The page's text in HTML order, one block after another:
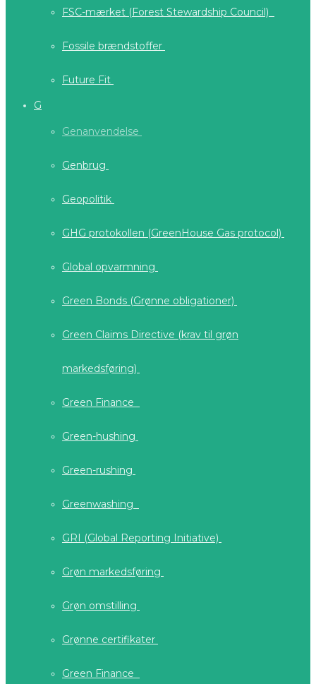
FSC-mærket (Forest Stewardship Council)
Fossile brændstoffer
Future Fit
G
Genanvendelse
Genbrug
Geopolitik
GHG protokollen (GreenHouse Gas protocol)
Global opvarmning
Green Bonds (Grønne obligationer)
Green Claims Directive (krav til grøn
markedsføring)
Green Finance
Green-hushing
Green-rushing
Greenwashing
GRI (Global Reporting Initiative)
Grøn markedsføring
Grøn omstilling
Grønne certifikater
Green Finance